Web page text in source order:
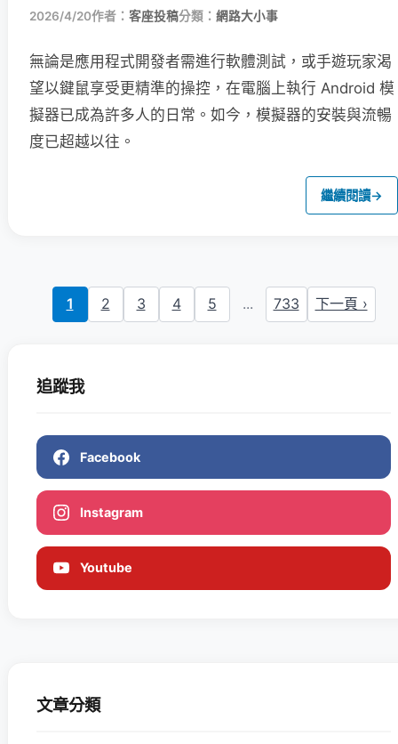
2026/4/20作者： 客座投稿分類： 網路大小事
無論是應用程式開發者需進行軟體測試，或手遊玩家渴
望以鍵鼠享受更精準的操控，在電腦上執行 Android 模
擬器已成為許多人的日常。如今，模擬器的安裝與流暢
度已超越以往。
繼續閱讀→
1 2 3 4 5 ... 733 下一頁 ›
追蹤我
Facebook
Instagram
Youtube
文章分類